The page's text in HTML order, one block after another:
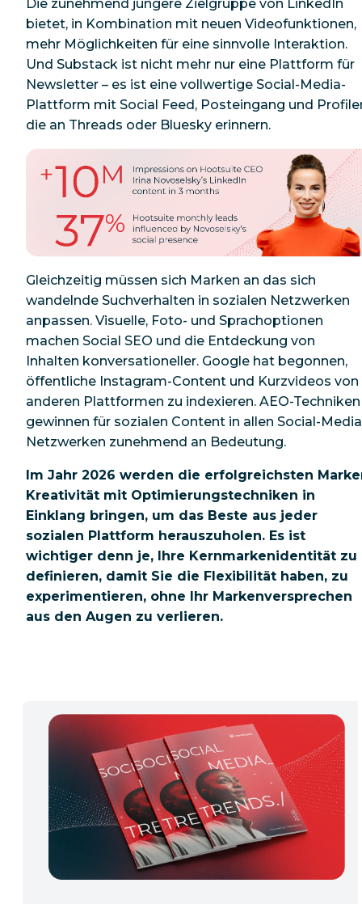
Die zunehmend jüngere Zielgruppe von LinkedIn
bietet, in Kombination mit neuen Videofunktionen,
mehr Möglichkeiten für eine sinnvolle Interaktion.
Und Substack ist nicht mehr nur eine Plattform für
Newsletter – es ist eine vollwertige Social-Media-
Plattform mit Social Feed, Posteingang und
die an Threads oder Bluesky erinnern.
Gleichzeitig müssen sich Marken an das sich
wandelnde Suchverhalten in sozialen Netzwerken
anpassen. Visuelle, Foto- und Sprachoptionen
machen Social SEO und die Entdeckung von
Inhalten konversationeller. Google hat begonnen,
öffentliche Instagram-Content und Kurzvideos von
anderen Plattformen zu indexieren. AEO-Techniken
gewinnen für sozialen Content in allen Social-
Netzwerken zunehmend an Bedeutung.
Im Jahr 2026 werden die erfolgreichsten
Kreativität mit Optimierungstechniken in
Einklang bringen, um das Beste aus jeder
sozialen Plattform herauszuholen. Es ist
wichtiger denn je, Ihre Kernmarkenidentität zu
definieren, damit Sie die Flexibilität haben, zu
experimentieren, ohne Ihr Markenversprechen
aus den Augen zu verlieren.